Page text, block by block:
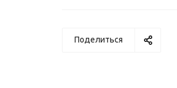
Поделиться